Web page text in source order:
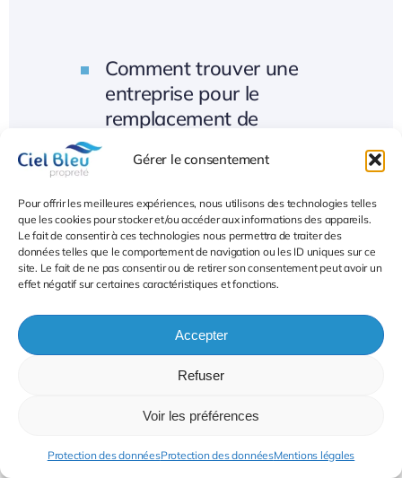
Gérer le consentement
Pour offrir les meilleures expériences, nous utilisons des technologies telles
que les cookies pour stocker et/ou accéder aux informations des appareils.
Le fait de consentir à ces technologies nous permettra de traiter des
données telles que le comportement de navigation ou les ID uniques sur ce
site. Le fait de ne pas consentir ou de retirer son consentement peut avoir un
effet négatif sur certaines caractéristiques et fonctions.
Accepter
Refuser
Voir les préférences
Protection des donnéesProtection des donnéesMentions légales
Comment trouver une
entreprise pour le
remplacement de
Comment garantissez-
vous la qualité du
service ?
Vos agents sont-ils
formés aux missions